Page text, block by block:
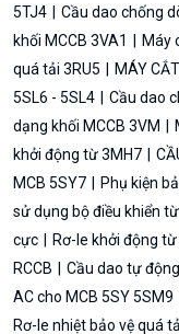
5TJ4
Cầu dao chống
khối MCCB 3VA1
Máy
quá tải 3RU5
MÁY
5SL6 - 5SL4
Cầu dao
dạng khối MCCB 3VM
khởi động từ 3MH7
MCB 5SY7
Phụ kiện
sử dụng bộ điều khiển
cực
Rơ-le khởi động từ
RCCB
Cầu dao tự
AC cho MCB 5SY 5SM9
Rơ-le nhiệt bảo vệ quá